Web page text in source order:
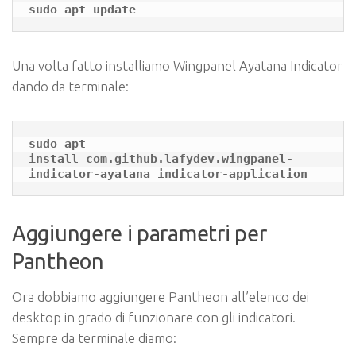
sudo apt update
Una volta fatto installiamo Wingpanel Ayatana Indicator
dando da terminale:
sudo apt
install com.github.lafydev.wingpanel-
indicator-ayatana indicator-application
Aggiungere i parametri per
Pantheon
Ora dobbiamo aggiungere Pantheon all’elenco dei
desktop in grado di funzionare con gli indicatori.
Sempre da terminale diamo: